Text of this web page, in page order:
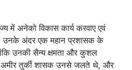
में अनेको विकास कार्य करवाए एवं
उनके अंदर एक महान प्रशासक के
उनकी सैन्य क्षमता और कुशल
तुर्की शासक उनसे जलते थे, और